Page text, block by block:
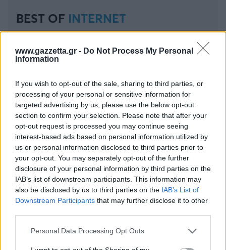
www.gazzetta.gr - Do Not Process My Personal
Information
If you wish to opt-out of the sale, sharing to third parties, or
processing of your personal or sensitive information for
targeted advertising by us, please use the below opt-out
section to confirm your selection. Please note that after your
opt-out request is processed you may continue seeing
interest-based ads based on personal information utilized by
us or personal information disclosed to third parties prior to
your opt-out. You may separately opt-out of the further
disclosure of your personal information by third parties on the
IAB’s list of downstream participants. This information may
also be disclosed by us to third parties on the IAB’s List of
Downstream Participants that may further disclose it to other
Please note that this website/app uses one or more Google
Personal Data Processing Opt Outs
BEST OF INTERNET
Πέρα από τη Λισαβόνα: 10 μαγευτικοί προορισμοί
της Πορτογαλίας